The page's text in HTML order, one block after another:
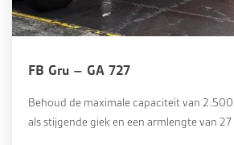
FB Gru – GA 727
Behoud de maximale capaciteit van
als stijgende giek en een armlengte van